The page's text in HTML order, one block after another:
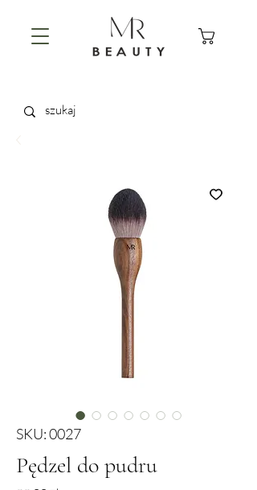
SKU: 0027
Pędzel do pudru